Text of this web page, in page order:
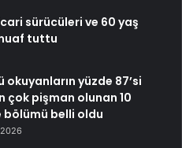
sürücüleri ve 60 yaş
tuttu
okuyanların yüzde 87’si
çok pişman olunan 10
bölümü belli oldu